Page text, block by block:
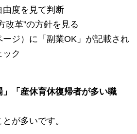
由度を見て判断
改革”の方針を見る
ジ）に「副業OK」が記載され
ック
」「産休育休復帰者が多い職
が多いです。